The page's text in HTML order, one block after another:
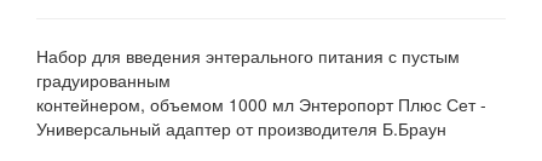
Набор для введения энтерального питания с пустым
градуированным
контейнером, объемом 1000 мл Энтеропорт Плюс Сет -
Универсальный адаптер от производителя Б.Браун